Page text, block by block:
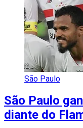
São Paulo
São Paulo
diante do